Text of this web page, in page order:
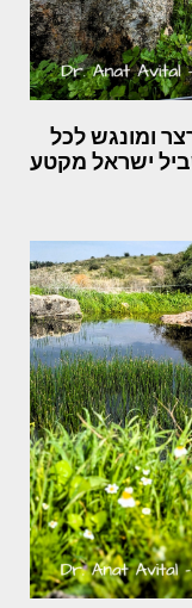
ומונגש לכל
ישראל מקטע